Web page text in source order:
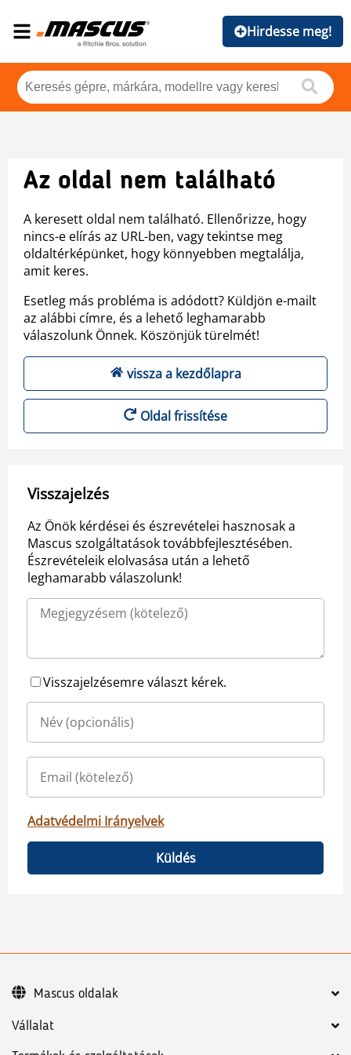
Hirdesse meg!
Az oldal nem található
A keresett oldal nem található. Ellenőrizze, hogy
nincs-e elírás az URL-ben, vagy tekintse meg
oldaltérképünket, hogy könnyebben megtalálja,
amit keres.
Esetleg más probléma is adódott? Küldjön e-mailt
az alábbi címre, és a lehető leghamarabb
válaszolunk Önnek. Köszönjük türelmét!
vissza a kezdőlapra
Oldal frissítése
Visszajelzés
Az Önök kérdései és észrevételei hasznosak a
Mascus szolgáltatások továbbfejlesztésében.
Észrevételeik elolvasása után a lehető
leghamarabb válaszolunk!
Visszajelzésemre választ kérek.
Adatvédelmi Irányelvek
Küldés
Vállalat
Mascus oldalak